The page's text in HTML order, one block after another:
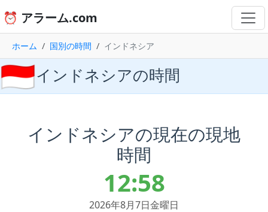
⏰ アラーム.com
ホーム 国別の時間 インドネシア
🇮🇩インドネシアの時間
インドネシアの現在の現地
時間
12:58
2026年8月7日金曜日